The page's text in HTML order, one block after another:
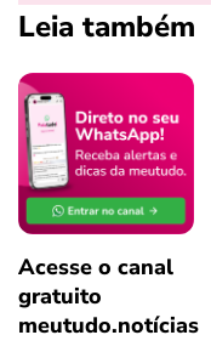
Leia também
Acesse o canal
gratuito
meutudo.notícias